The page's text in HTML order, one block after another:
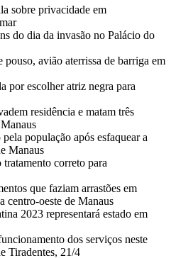
sobre privacidade em
do dia da invasão no Palácio do
pouso, avião aterrissa de barriga em
por escolher atriz negra para
residência e matam três
população após esfaquear a
Manaus
correto para
que faziam arrastões em
centro-oeste de Manaus
2023 representará estado em
dos serviços neste
Tiradentes, 21/4